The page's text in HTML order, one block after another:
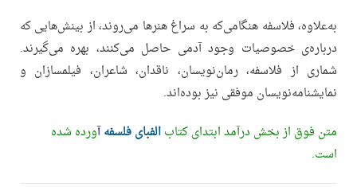
به‌علاوه، فلاسفه هنگامی‌که به سراغ هنرها می‌روند، از بینش‌هایی که
درباره‌ی خصوصیات وجود آدمی حاصل می‌کنند، بهره می‌گیرند.
شماری از فلاسفه، رمان‌نویسان، ناقدان، شاعران، فیلمسازان و
نمایشنامه‌نویسان موفقی نیز بوده‌اند.
متن فوق از بخش درآمد ابتدای کتابالفبای فلسفهآورده شده
است.